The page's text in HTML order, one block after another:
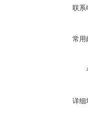
联系
常用
详细